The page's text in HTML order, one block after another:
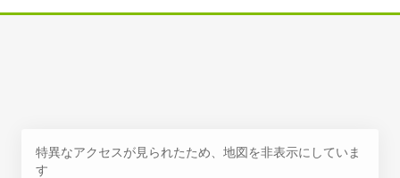
特異なアクセスが見られたため、地図を非表示にしていま
す